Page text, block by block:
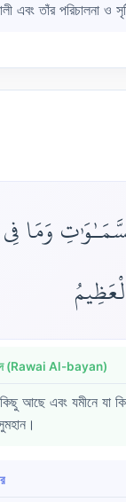
এবং তাঁর পরিচালনা ও
وَمَا
(Rawai Al-bayan)
আছে এবং যমীনে যা